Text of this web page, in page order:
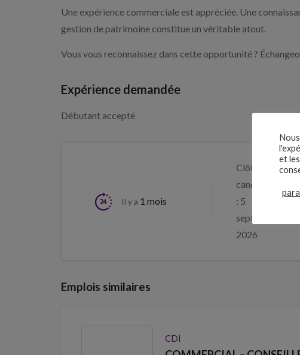
Une expérience commerciale est appréciée. Une
gestion de patrimoine constitue un véritable atout.
Vous vous reconnaissez dans cette opportunité ?
Expérience demandée
Débutant accepté
Il y a 1 mois
Clôture des
candidatures
: 5
septembre
2026
Emplois similaires
CDI
et